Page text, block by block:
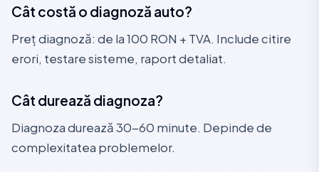
Cât costă o diagnoză auto?
Preț diagnoză: de la 100 RON + TVA. Include citire
erori, testare sisteme, raport detaliat.
Cât durează diagnoza?
Diagnoza durează 30-60 minute. Depinde de
complexitatea problemelor.